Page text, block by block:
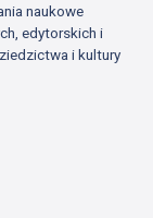
naukowe
edytorskich i
i kultury